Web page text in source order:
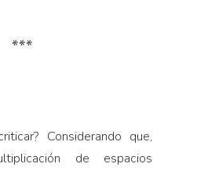
***
Considerando que,
de espacios